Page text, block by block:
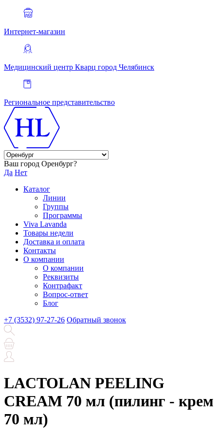
Интернет-магазин
Медицинский центр Кварц город Челябинск
Региональное представительство
Ваш город Оренбург?
Да Нет
Каталог
Линии
Группы
Программы
Viva Lavanda
Товары недели
Доставка и оплата
Контакты
О компании
О компании
Реквизиты
Контрафакт
Вопрос-ответ
Блог
+7 (3532) 97-27-26 Обратный звонок
LACTOLAN PEELING
CREAM 70 мл (пилинг - крем
70 мл)